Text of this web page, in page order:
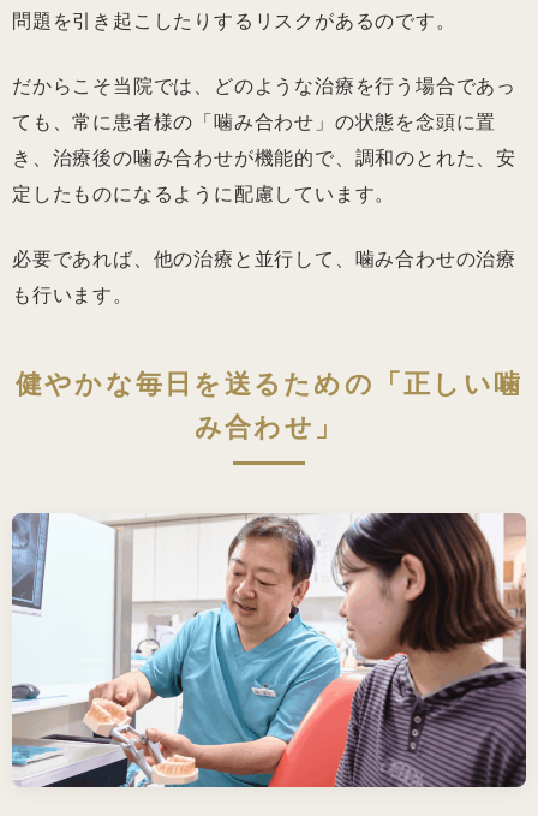
問題を引き起こしたりするリスクがあるのです。
だからこそ当院では、どのような治療を行う場合であっ
ても、常に患者様の「噛み合わせ」の状態を念頭に置
き、治療後の噛み合わせが機能的で、調和のとれた、安
定したものになるように配慮しています。
必要であれば、他の治療と並行して、噛み合わせの治療
も行います。
健やかな毎日を送るための「正しい噛
み合わせ」